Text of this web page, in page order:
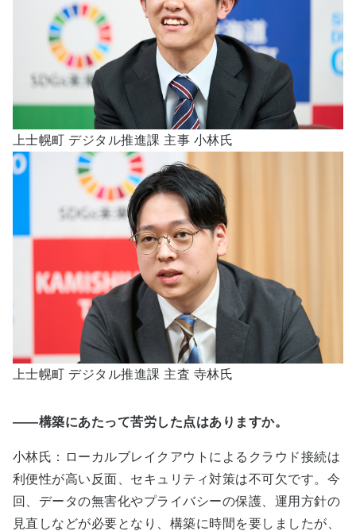
上士幌町 デジタル推進課 主事 小林氏
上士幌町 デジタル推進課 主査 寺林氏
――構築にあたって苦労した点はありますか。
小林氏：ローカルブレイクアウトによるクラウド接続は
利便性が高い反面、セキュリティ対策は不可欠です。今
回、データの無害化やプライバシーの保護、運用方針の
見直しなどが必要となり、構築に時間を要しましたが、